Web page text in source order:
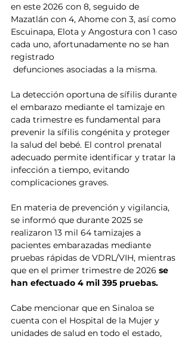
en este 2026 con 8, seguido de
Mazatlán con 4, Ahome con 3, así como
Escuinapa, Elota y Angostura con 1 caso
cada uno, afortunadamente no se han
registrado
defunciones asociadas a la misma.
La detección oportuna de sífilis durante
el embarazo mediante el tamizaje en
cada trimestre es fundamental para
prevenir la sífilis congénita y proteger
la salud del bebé. El control prenatal
adecuado permite identificar y tratar la
infección a tiempo, evitando
complicaciones graves.
En materia de prevención y vigilancia,
se informó que durante 2025 se
realizaron 13 mil 64 tamizajes a
pacientes embarazadas mediante
pruebas rápidas de VDRL/VIH, mientras
que en el primer trimestre de 2026 se
han efectuado 4 mil 395 pruebas.
Cabe mencionar que en Sinaloa se
cuenta con el Hospital de la Mujer y
unidades de salud en todo el estado,